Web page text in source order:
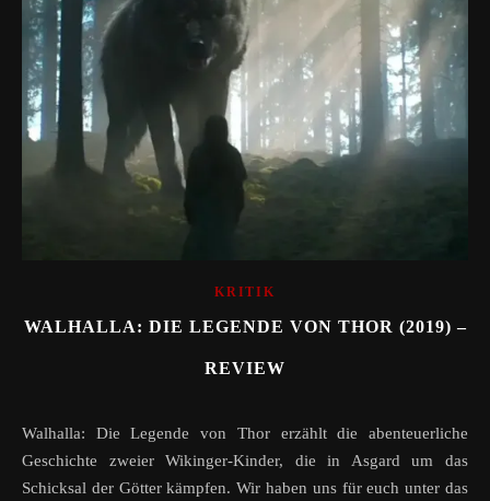
KRITIK
WALHALLA: DIE LEGENDE VON THOR (2019) –
REVIEW
Walhalla: Die Legende von Thor erzählt die abenteuerliche
Geschichte zweier Wikinger-Kinder, die in Asgard um das
Schicksal der Götter kämpfen. Wir haben uns für euch unter das